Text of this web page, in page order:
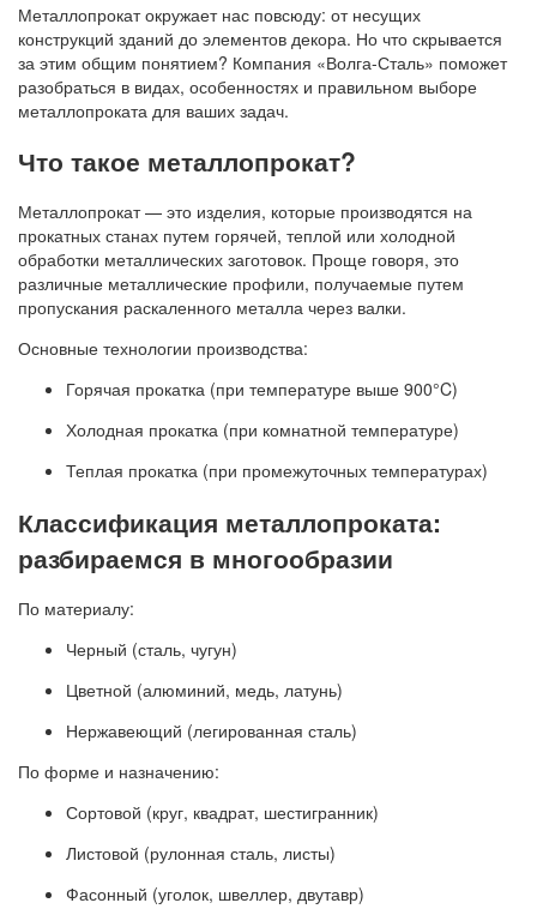
Металлопрокат окружает нас повсюду: от несущих
конструкций зданий до элементов декора. Но что скрывается
за этим общим понятием? Компания «Волга-Сталь» поможет
разобраться в видах, особенностях и правильном выборе
металлопроката для ваших задач.
Что такое металлопрокат?
Металлопрокат — это изделия, которые производятся на
прокатных станах путем горячей, теплой или холодной
обработки металлических заготовок. Проще говоря, это
различные металлические профили, получаемые путем
пропускания раскаленного металла через валки.
Основные технологии производства:
Горячая прокатка (при температуре выше 900°C)
Холодная прокатка (при комнатной температуре)
Теплая прокатка (при промежуточных температурах)
Классификация металлопроката:
разбираемся в многообразии
По материалу:
Черный (сталь, чугун)
Цветной (алюминий, медь, латунь)
Нержавеющий (легированная сталь)
По форме и назначению:
Сортовой (круг, квадрат, шестигранник)
Листовой (рулонная сталь, листы)
Фасонный (уголок, швеллер, двутавр)